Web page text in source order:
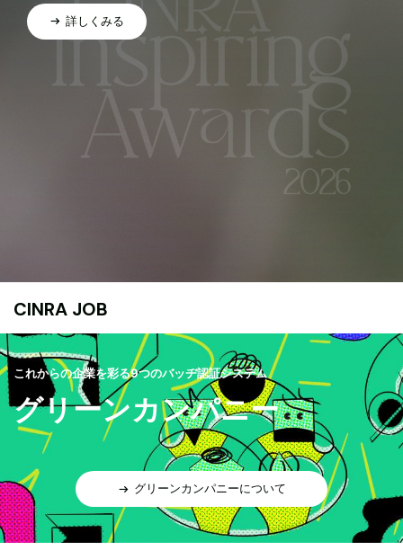
詳しくみる
CINRA JOB
これからの企業を彩る9つのバッヂ認証システム
グリーンカンパニー
グリーンカンパニーについて